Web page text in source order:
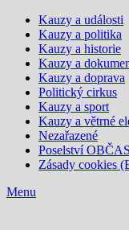
Kauzy a události
Kauzy a politika
Kauzy a historie
Kauzy a
Kauzy a doprava
Politický cirkus
Kauzy a sport
Kauzy a větrné
Nezařazené
Poselství
Zásady cookies
Menu